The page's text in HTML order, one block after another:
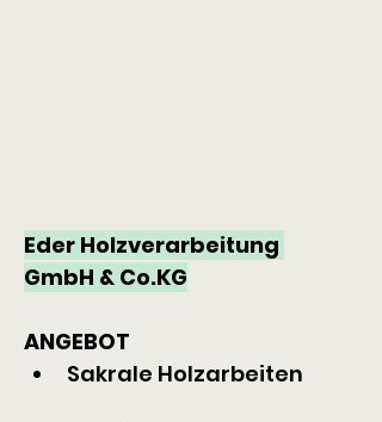
Eder Holzverarbeitung
GmbH & Co.KG
ANGEBOT
Sakrale Holzarbeiten